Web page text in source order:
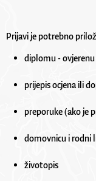
Prijavi je potrebno
diplomu -
prijepis ocjena ili
preporuke (ako je
domovnicu i rodni
životopis